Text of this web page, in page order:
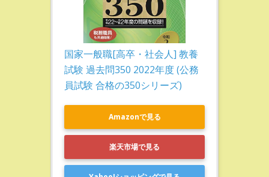
国家一般職[高卒・社会人] 教養
試験 過去問350 2022年度 (公務
員試験 合格の350シリーズ)
Amazonで見る
楽天市場で見る